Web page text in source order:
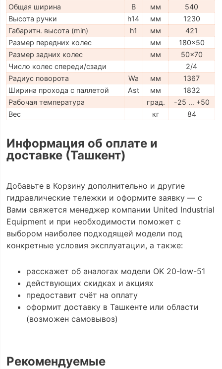
Общая ширина
B мм
540
Высота ручки
h14 мм
1230
Габаритн. высота (min)
h1 мм
421
Размер передних колес
мм
180x50
Размер задних колес
мм
50x70
Число колес спереди/сзади
2/4
Радиус поворота
Wa мм
1367
Ширина прохода с паллетой
Ast мм
1832
Рабочая температура
град.
-25 … +50
Вес
кг 84
Информация об оплате и
доставке (Ташкент)
Добавьте в Корзину дополнительно и другие
гидравлические тележки и оформите заявку — с
Вами свяжется менеджер компании United Industrial
Equipment и при необходимости поможет с
выбором наиболее подходящей модели под
конкретные условия эксплуатации, а также:
расскажет об аналогах модели OK 20-low-51
действующих скидках и акциях
предоставит счёт на оплату
оформит доставку в Ташкенте или области
(возможен самовывоз)
Рекомендуемые